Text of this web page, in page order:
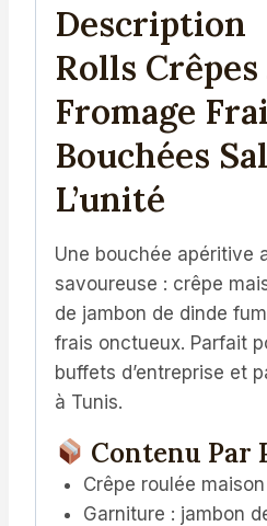
Description
Rolls
Fromage
Bouchées
L’unité
Une bouchée apéritive
savoureuse : crêpe
de jambon de dinde
frais onctueux. Parfait
buffets d’entreprise et
à Tunis.
Contenu Par
Crêpe roulée maison
Garniture : jambon